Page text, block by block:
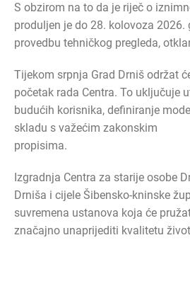
S obzirom na to da je riječ o
produljen je do 28. kolovoza
provedbu tehničkog pregleda,
Tijekom srpnja Grad Drniš održat
početak rada Centra. To uključuje
budućih korisnika, definiranje
skladu s važećim zakonskim
propisima.
Izgradnja Centra za starije osobe
Drniša i cijele Šibensko-kninske
suvremena ustanova koja će
značajno unaprijediti kvalitetu